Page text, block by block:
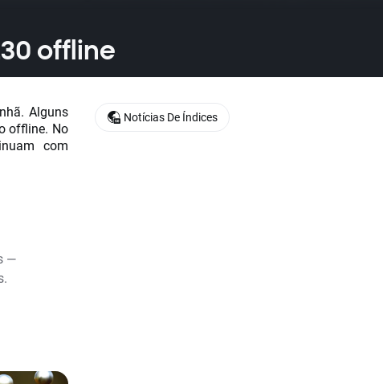
offline
Alguns
offline. No
com
—
Notícias De Índices